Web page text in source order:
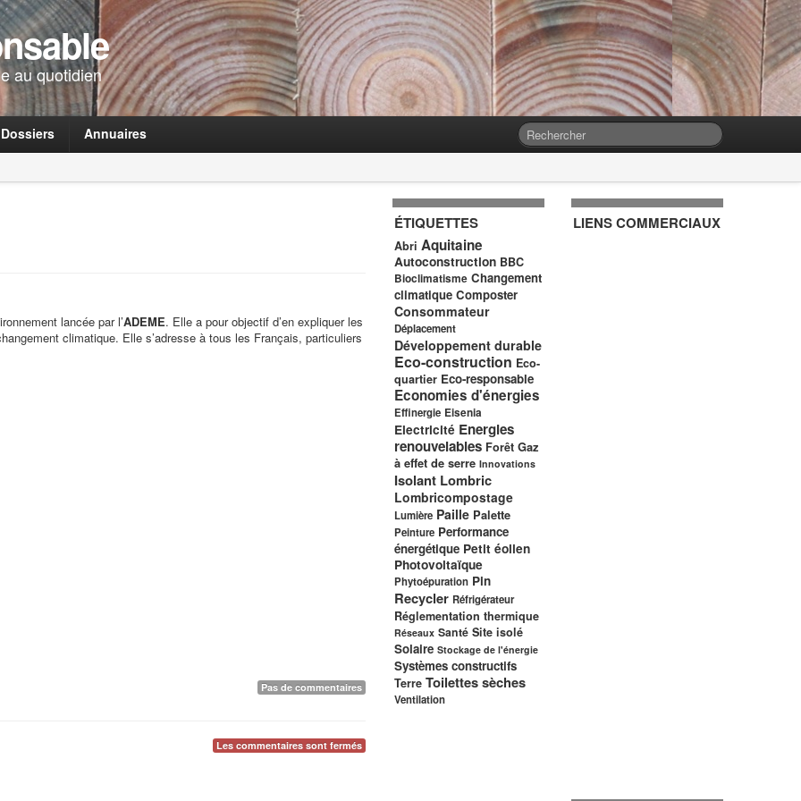
au quotidien
Dossiers Annuaires
lancée par l’ADEME. Elle a pour objectif d’en expliquer les
climatique. Elle s’adresse à tous les Français, particuliers
Pas de commentaires
Les commentaires sont fermés
ÉTIQUETTES
Abri Aquitaine
Autoconstruction BBC
Bioclimatisme Changement
climatique Composter
Consommateur
Déplacement
Développement durable
Eco-construction Eco-
quartier Eco-responsable
Economies d'énergies
Effinergie Eisenia
Electricité Energies
renouvelables Forêt Gaz
à effet de serre Innovations
Isolant Lombric
Lombricompostage
Lumière Paille Palette
Peinture Performance
énergétique Petit éolien
Photovoltaïque
Phytoépuration Pin
Recycler Réfrigérateur
Réglementation thermique
Réseaux Santé Site isolé
Solaire Stockage de l'énergie
Systèmes constructifs
Terre Toilettes sèches
Ventilation
LIENS COMMERCIAUX